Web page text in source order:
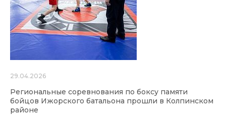
29.04.2026
Региональные соревнования по боксу памяти
бойцов Ижорского батальона прошли в Колпинском
районе